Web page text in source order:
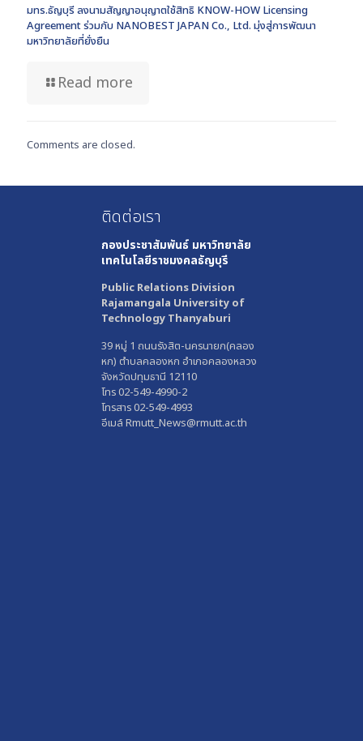
มทร.ธัญบุรี ลงนามสัญญาอนุญาตใช้สิทธิ KNOW-HOW Licensing
Agreement ร่วมกับ NANOBEST JAPAN Co., Ltd. มุ่งสู่การพัฒนา
มหาวิทยาลัยที่ยั่งยืน
Read more
Comments are closed.
ติดต่อเรา
กองประชาสัมพันธ์ มหาวิทยาลัย
เทคโนโลยีราชมงคลธัญบุรี
Public Relations Division
Rajamangala University of
Technology Thanyaburi
39 หมู่ 1 ถนนรังสิต-นครนายก(คลอง
หก) ตำบลคลองหก อำเภอคลองหลวง
จังหวัดปทุมธานี 12110
โทร 02-549-4990-2
โทรสาร 02-549-4993
อีเมล์ Rmutt_News@rmutt.ac.th